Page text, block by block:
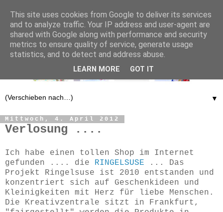
▼
Mittwoch, 4. April 2012
Verlosung ....
Ich habe einen tollen Shop im Internet
gefunden .... die RINGELSUSE
... Das
Projekt Ringelsuse ist 2010 entstanden und
konzentriert sich auf Geschenkideen und
Kleinigkeiten mit Herz für liebe Menschen.
Die Kreativzentrale sitzt in Frankfurt,
This site uses cookies from Google to deliver its services
and to analyze traffic. Your IP address and user-agent are
shared with Google along with performance and security
metrics to ensure quality of service, generate usage
statistics, and to detect and address abuse.
LEARN MORE GOT IT